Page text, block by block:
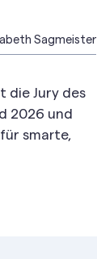
Sagmeister
die Jury des
2026 und
smarte,